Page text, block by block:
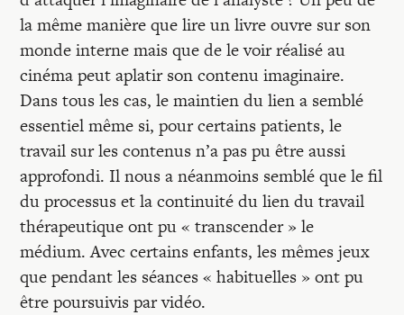
la même manière que lire un livre ouvre sur son
monde interne mais que de le voir réalisé au
cinéma peut aplatir son contenu imaginaire.
Dans tous les cas, le maintien du lien a semblé
essentiel même si, pour certains patients, le
travail sur les contenus n’a pas pu être aussi
approfondi. Il nous a néanmoins semblé que le fil
du processus et la continuité du lien du travail
thérapeutique ont pu « transcender » le
médium. Avec certains enfants, les mêmes jeux
que pendant les séances « habituelles » ont pu
être poursuivis par vidéo.